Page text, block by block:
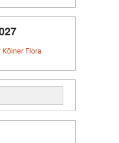
Kölner Flora